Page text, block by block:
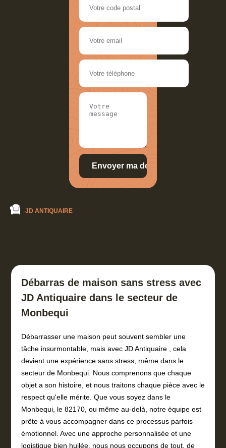
JD ANTIQUAIRE
Débarras de maison sans stress avec
JD Antiquaire dans le secteur de
Monbequi
Débarrasser une maison peut souvent sembler une
tâche insurmontable, mais avec JD Antiquaire , cela
devient une expérience sans stress, même dans le
secteur de Monbequi. Nous comprenons que chaque
objet a son histoire, et nous traitons chaque pièce avec le
respect qu'elle mérite. Que vous soyez dans le
Monbequi, le 82170, ou même au-delà, notre équipe est
prête à vous accompagner dans ce processus parfois
émotionnel. Avec une approche personnalisée et une
logistique bien huilée, nous nous occupons de tout, de